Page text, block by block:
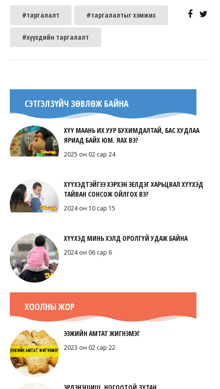
#таргалалт #таргалалтыг хэмжих
#хүүхдийн таргалалт
СЭТГЭЛЗҮЙЧ ЗӨВЛӨЖ БАЙНА
ХҮҮ МААНЬ ИХ УУР БУХИМДАЛТАЙ, БАС ХУДЛАА
ЯРИАД БАЙХ ЮМ. ЯАХ ВЭ?
2025 он 02 сар 24
ХҮҮХЭДТЭЙГЭЭ ХЭРХЭН ЭЕЛДЭГ ХАРЬЦВАЛ ХҮҮХЭД
ТАЙВАН СОНСОЖ ОЙЛГОХ ВЭ?
2024 он 10 сар 15
ХҮҮХЭД МИНЬ ХЭЛД ОРОЛГҮЙ УДАЖ БАЙНА
2024 он 06 сар 6
ХООЛНЫ ЖОР
ЭЭЖИЙН АМТАТ ЖИГНЭМЭГ
2023 он 02 сар 22